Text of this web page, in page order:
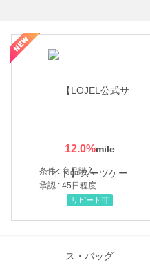
12.0%
条件 : 商品購入
承認 : 45日程度
リピート可
・貴金属の無料査定
の女性を美しくをテーマにした